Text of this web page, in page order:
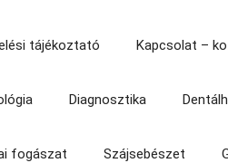
tájékoztató Kapcsolat –
Diagnosztika
fogászat Szájsebészet